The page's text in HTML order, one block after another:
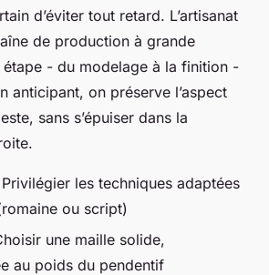
d’éviter tout retard. L’artisanat
de production à grande
étape - du modelage à la finition -
anticipant, on préserve l’aspect
sans s’épuiser dans la
les techniques adaptées
ou script)
une maille solide,
au poids du pendentif